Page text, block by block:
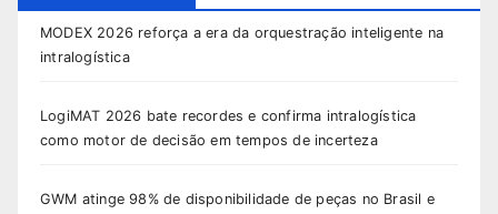
MODEX 2026 reforça a era da orquestração inteligente na
intralogística
LogiMAT 2026 bate recordes e confirma intralogística
como motor de decisão em tempos de incerteza
GWM atinge 98% de disponibilidade de peças no Brasil e